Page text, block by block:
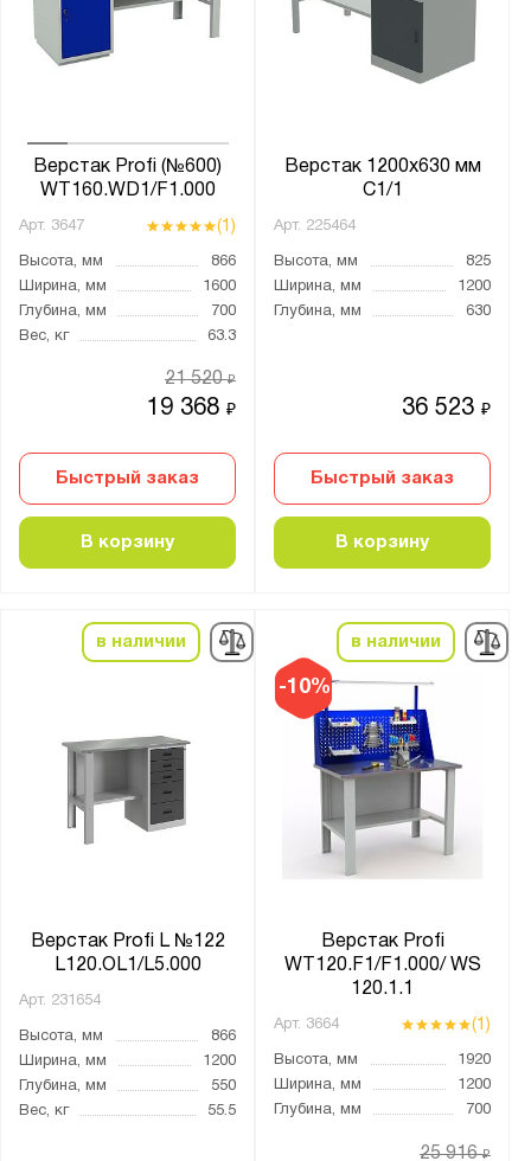
Верстак Profi (№600)
WT160.WD1/F1.000
Арт. 3647 (1)
Высота, мм
866
Ширина, мм
1600
Глубина, мм
700
Вес, кг
63.3
19 368₽
21 520₽
Быстрый заказ
В корзину
Верстак 1200х630 мм
С1/1
Арт. 225464
Высота, мм
825
Ширина, мм
1200
Глубина, мм
630
36 523₽
Быстрый заказ
В корзину
в наличии
Верстак Profi L №122
L120.OL1/L5.000
Арт. 231654
Высота, мм
866
Ширина, мм
1200
Глубина, мм
550
Вес, кг
55.5
-10%
в наличии
Верстак Profi
WT120.F1/F1.000/ WS
120.1.1
Арт. 3664 (1)
Высота, мм
1920
Ширина, мм
1200
Глубина, мм
700
25 916₽